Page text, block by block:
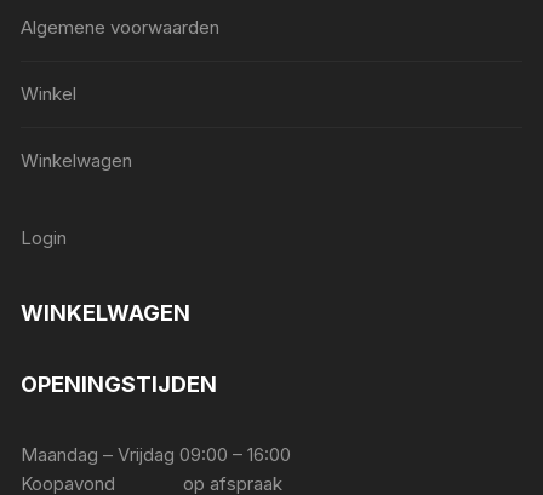
Algemene voorwaarden
Winkel
Winkelwagen
Login
WINKELWAGEN
OPENINGSTIJDEN
Maandag – Vrijdag 09:00 – 16:00
Koopavond op afspraak